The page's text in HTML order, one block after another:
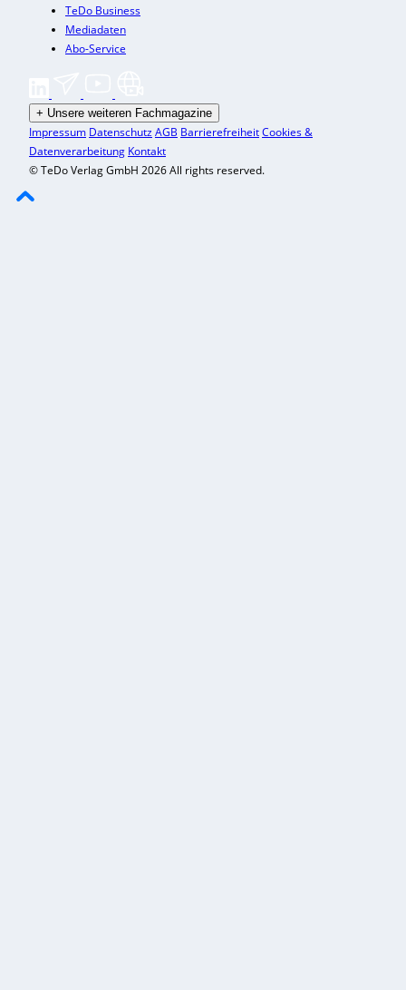
TeDo Business
Mediadaten
Abo-Service
+ Unsere weiteren Fachmagazine
Impressum DatenschutzAGB BarrierefreiheitCookies &
Datenverarbeitung Kontakt
© TeDo Verlag GmbH 2026 All rights reserved.